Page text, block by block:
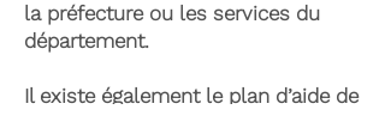
la préfecture ou les services du
département.
Il existe également le plan d’aide de